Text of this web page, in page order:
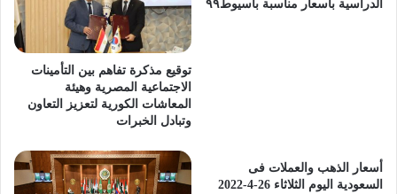
الدراسية بأسعار مناسبة بأسيوط٩٩
توقيع مذكرة تفاهم بين التأمينات
الاجتماعية المصرية وهيئة
المعاشات الكورية لتعزيز التعاون
وتبادل الخبرات
أسعار الذهب والعملات فى
السعودية اليوم الثلاثاء 26-4-2022